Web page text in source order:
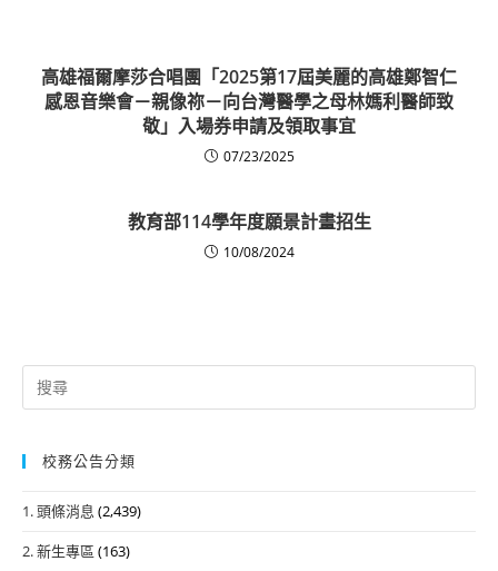
高雄福爾摩莎合唱團「2025第17屆美麗的高雄鄭智仁
感恩音樂會－親像祢－向台灣醫學之母林媽利醫師致
敬」入場券申請及領取事宜
07/23/2025
教育部114學年度願景計畫招生
10/08/2024
Search
for:
校務公告分類
1. 頭條消息 (2,439)
2. 新生專區 (163)